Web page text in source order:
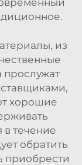
из
прослужат
хорошие
в течение
обратить
приобрести